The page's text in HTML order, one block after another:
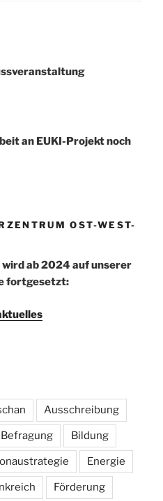
an EUKI-Projekt noch
OST-WEST-
wird ab 2024 auf unserer
fortgesetzt:
Ausschreibung
Befragung Bildung
Energie
Förderung